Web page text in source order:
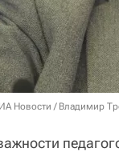
Новости / Владимир